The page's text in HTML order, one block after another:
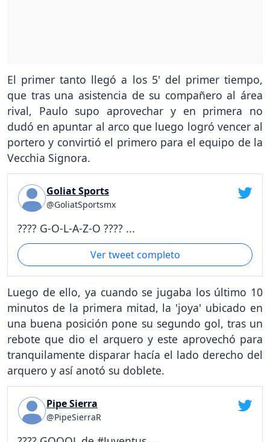
El primer tanto llegó a los 5' del primer tiempo,
que tras una asistencia de su compañero al área
rival, Paulo supo aprovechar y en primera no
dudó en apuntar al arco que luego logró vencer al
portero y convirtió el primero para el equipo de la
Vecchia Signora.
Goliat Sports
@GoliatSportsmx
???? G-O-L-A-Z-O ???? ...
Ver tweet completo
Luego de ello, ya cuando se jugaba los último 10
minutos de la primera mitad, la 'joya' ubicado en
una buena posición pone su segundo gol, tras un
rebote que dio el arquero y este aprovechó para
tranquilamente disparar hacía el lado derecho del
arquero y así anotó su doblete.
Pipe Sierra
@PipeSierraR